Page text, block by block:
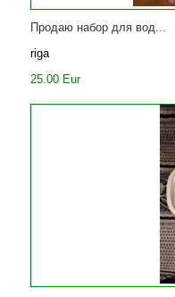
Продаю набор для вод...
riga
25.00 Eur